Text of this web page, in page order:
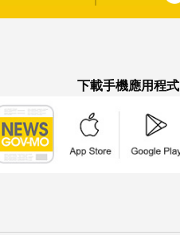
下載手機應用程式